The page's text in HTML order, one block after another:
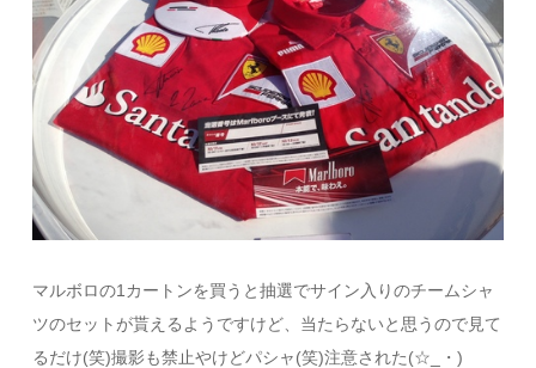
マルボロの1カートンを買うと抽選でサイン入りのチームシャ
ツのセットが貰えるようですけど、当たらないと思うので見て
るだけ(笑)撮影も禁止やけどパシャ(笑)注意された(☆_・)